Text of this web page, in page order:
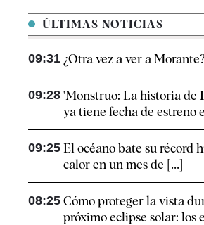
ÚLTIMAS NOTICIAS
09:31 ¿Otra vez a ver a
09:28 'Monstruo: La historia de
ya tiene fecha de estreno
09:25 El océano bate su récord
calor en un mes de [...]
08:25 Cómo proteger la vista
próximo eclipse solar: los